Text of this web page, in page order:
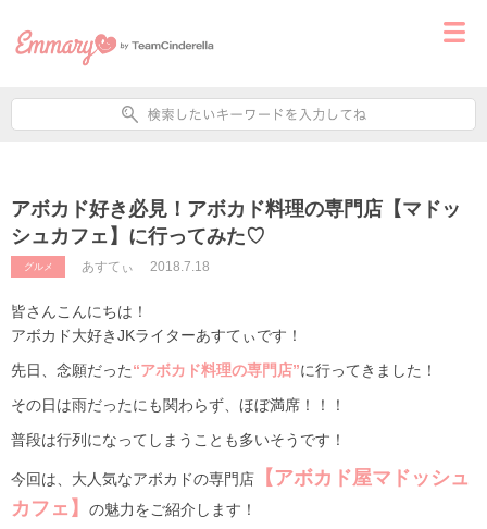
アボカド好き必見！アボカド料理の専門店【マドッ
シュカフェ】に行ってみた♡
グルメ あすてぃ 2018.7.18
皆さんこんにちは！
アボカド大好きJKライターあすてぃです！
先日、念願だった“アボカド料理の専門店”に行ってきました！
その日は雨だったにも関わらず、ほぼ満席！！！
普段は行列になってしまうことも多いそうです！
今回は、大人気なアボカドの専門店
【アボカド屋マドッシュ
カフェ】
の魅力をご紹介します！